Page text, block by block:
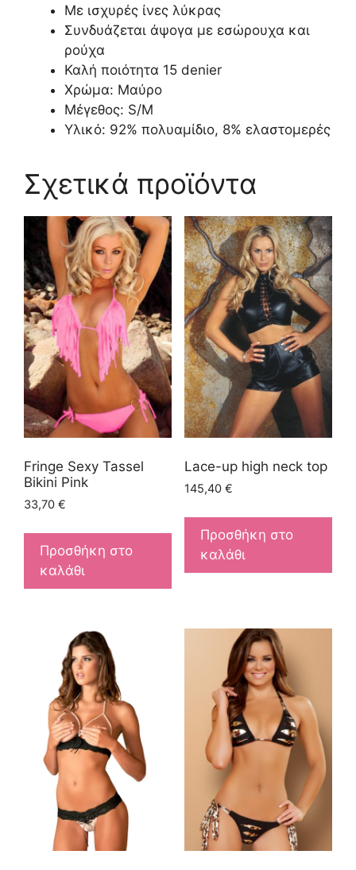
Με ισχυρές ίνες λύκρας
Συνδυάζεται άψογα με εσώρουχα και
ρούχα
Καλή ποιότητα 15 denier
Χρώμα: Μαύρο
Μέγεθος: S/M
Υλικό: 92% πολυαμίδιο, 8% ελαστομερές
Σχετικά προϊόντα
Fringe Sexy Tassel
Bikini Pink
33,70 €
Προσθήκη στο
καλάθι
Lace-up high neck top
145,40 €
Προσθήκη στο
καλάθι